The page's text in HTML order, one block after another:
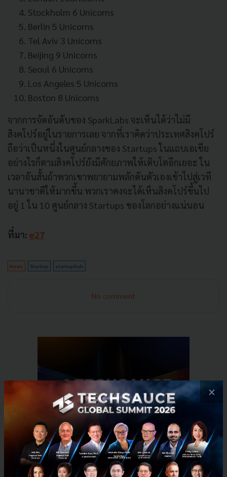
Stockholm 6 Unicorns
Berlin 5 Unicorns
Tel Aviv 3 Unicorns
Beijing 9 Unicorns
Seoul 6 Unicorns
Los Angeles 5 Unicorns
Boston 8 Unicorns
จากการจัดอันดับของ SparkLabs จะเห็นได้ว่าไม่มี
สิงคโปร์อยู่ในรายการเลย จากที่เราคิดว่าประเทศสิงคโปร์
ถือว่าเป็นหนึ่งในศูนย์กลางของ Startups ในแถบเอเชีย
อย่างไรก็ตามสิงคโปร์ยังมีศักยภาพให้เติบโตอีกเยอะ ใน
เวลาอันสั้นถ้าพวกเขาพยายามพลักดันตัวเองเข้าไปสู่เวที
นานาชาติให้มากขึ้น พวกเราคงจะได้เห็นสิงคโปร์ขึ้นไป
อยู่ 1 ใน 10 ศูนย์กลาง Startups ของโลกอย่างแน่นอน
ที่มา: e27
News Startup startuphub
No comment
×